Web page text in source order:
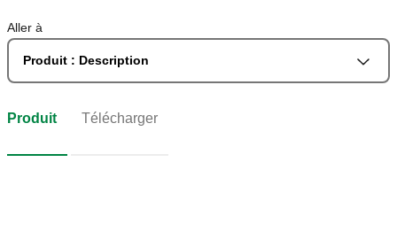
Aller à
Produit : Description
Produit Télécharger